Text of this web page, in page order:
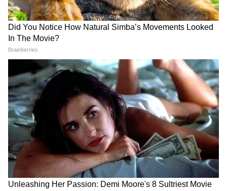
कई विदेशी यात्रियों और इतिहासकारों ने अपने लेखों में
सोमनाथ मंदिर का उल्लेख किया है। आज का मंदिर बेहद
भव्य चालुक्य शैली में बना है। कार्तिक पूर्णिमा पर विशेष
मेला लगता है इस समय बड़ी संख्या में श्रद्धालु यहां
पहुंचते हैं।
सरदार पटेल ने कराया पुनर्निर्माण
आज जो भव्य मंदिर दिखाई देता है, उसके पुनर्निर्माण की
पहल लोहपुरुष सरदार वल्लभ भाई पटेल ने स्वतंत्रता के
बाद की थी। भारत के पहले राष्ट्रपति डॉ. राजेंद्र प्रसाद ने 11
मई 1951 को मंदिर का उद्घाटन किया था।